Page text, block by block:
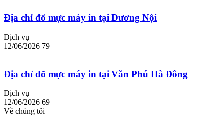
Địa chỉ đổ mực máy in tại Dương Nội
Dịch vụ
12/06/2026 79
Địa chỉ đổ mực máy in tại Văn Phú Hà Đông
Dịch vụ
12/06/2026 69
Về chúng tôi